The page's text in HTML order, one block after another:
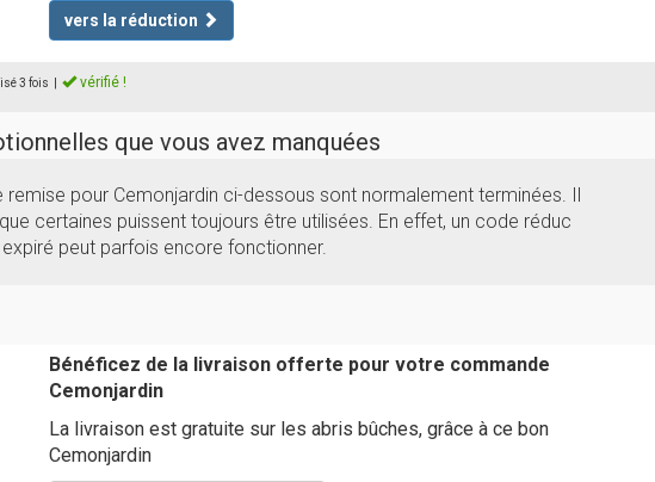
vers la réduction
3 fois vérifié !
que vous avez manquées
remise pour Cemonjardin ci-dessous sont normalement terminées. Il
certaines puissent toujours être utilisées. En effet, un code réduc
peut parfois encore fonctionner.
Bénéficez de la livraison offerte pour votre commande
Cemonjardin
La livraison est gratuite sur les abris bûches, grâce à ce bon
Cemonjardin